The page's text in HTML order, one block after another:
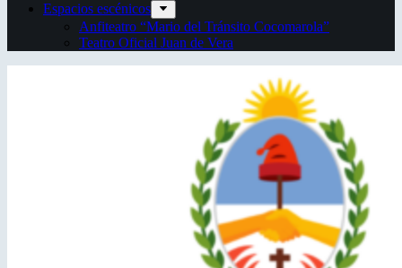
Espacios escénicos
Anfiteatro “Mario del Tránsito Cocomarola”
Teatro Oficial Juan de Vera